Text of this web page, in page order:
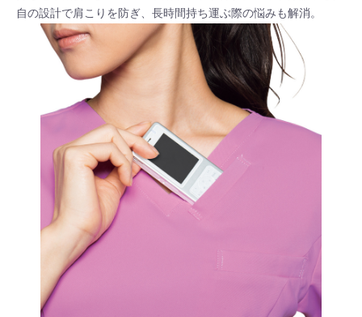
自の設計で肩こりを防ぎ、長時間持ち運ぶ際の悩みも解消。